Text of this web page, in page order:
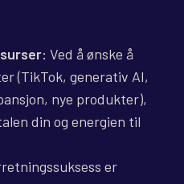
Ved å ønske å
(TikTok, generativ AI,
nye produkter),
din og energien til
er